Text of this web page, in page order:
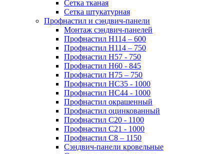
Сетка тканая
Сетка штукатурная
Профнастил и сэндвич-панели
Монтаж сэндвич-панелей
Профнастил Н114 – 600
Профнастил Н114 – 750
Профнастил Н57 - 750
Профнастил Н60 - 845
Профнастил Н75 – 750
Профнастил НС35 - 1000
Профнастил НС44 - 1000
Профнастил окрашенный
Профнастил оцинкованный
Профнастил С20 - 1100
Профнастил С21 - 1000
Профнастил С8 – 1150
Сэндвич-панели кровельные